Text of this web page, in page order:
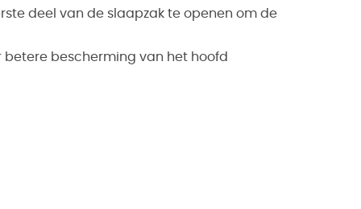
deel van de slaapzak te openen om de
bescherming van het hoofd